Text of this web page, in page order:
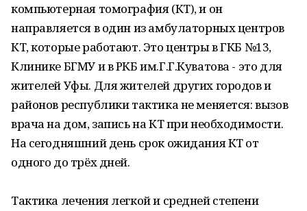
компьютерная томография (КТ), и он
направляется в один из амбулаторных центров
КТ, которые работают. Это центры в ГКБ №13,
Клинике БГМУ и в РКБ им.Г.Г.Куватова - это для
жителей Уфы. Для жителей других городов и
районов республики тактика не меняется: вызов
врача на дом, запись на КТ при необходимости.
На сегодняшний день срок ожидания КТ от
одного до трёх дней.
Тактика лечения легкой и средней степени